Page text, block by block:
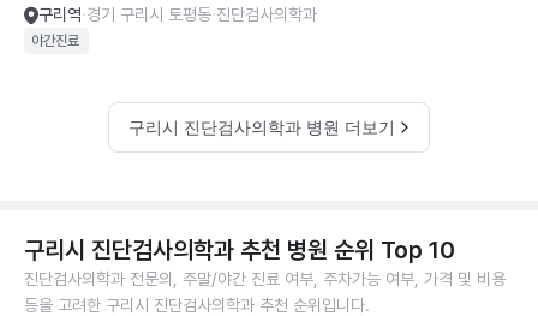
구리역 경기 구리시 토평동 진단검사의학과
야간진료
구리시 진단검사의학과 병원 더보기
구리시 진단검사의학과 추천 병원 순위 Top 10
진단검사의학과 전문의, 주말/야간 진료 여부, 주차가능 여부, 가격 및 비용
등을 고려한 구리시 진단검사의학과 추천 순위입니다.